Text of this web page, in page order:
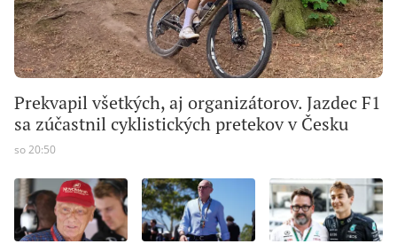
Prekvapil všetkých, aj organizátorov. Jazdec F1
sa zúčastnil cyklistických pretekov v Česku
so 20:50